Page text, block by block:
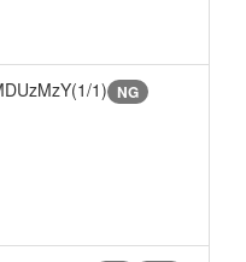
1) NG